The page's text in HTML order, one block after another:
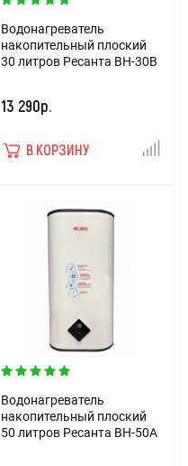
Водонагреватель
накопительный плоский
30 литров Ресанта ВН-30В
13 290р.
В КОРЗИНУ
Водонагреватель
накопительный плоский
50 литров Ресанта ВН-50А